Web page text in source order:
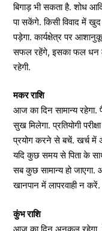
बिगाड़ भी सकता है. शोध
पा सकेंगे. किसी विवाद में
पड़ेगा. कार्यक्षेत्र पर
सफल रहेंगे, इसका फल धन
रहेगी.
मकर राशि
आज का दिन सामान्य
सुख मिलेगा. प्रतियोगी
प्रयोग करने से बचें. खर्च में
यदि कुछ समय से पिता के
सब कुछ सामान्य हो जाएगा.
खानपान में लापरवाही न करें.
कुंभ राशि
आज का दिन अनुकूल रहेगा.